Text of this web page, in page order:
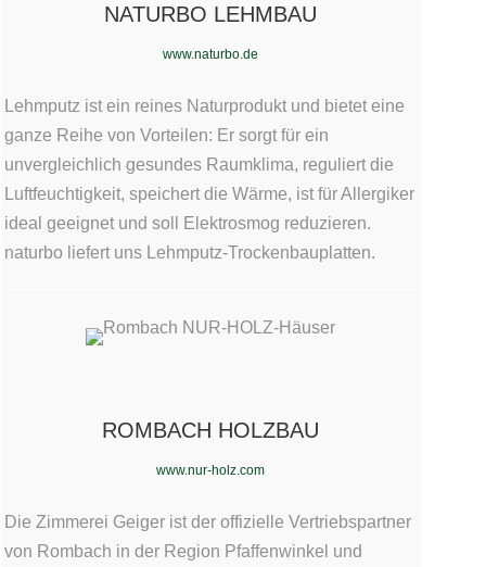
NATURBO LEHMBAU
www.naturbo.de
Lehmputz ist ein reines Naturprodukt und bietet eine
ganze Reihe von Vorteilen: Er sorgt für ein
unvergleichlich gesundes Raumklima, reguliert die
Luftfeuchtigkeit, speichert die Wärme, ist für Allergiker
ideal geeignet und soll Elektrosmog reduzieren.
naturbo liefert uns Lehmputz-Trockenbauplatten.
ROMBACH HOLZBAU
www.nur-holz.com
Die Zimmerei Geiger ist der offizielle Vertriebspartner
von Rombach in der Region Pfaffenwinkel und